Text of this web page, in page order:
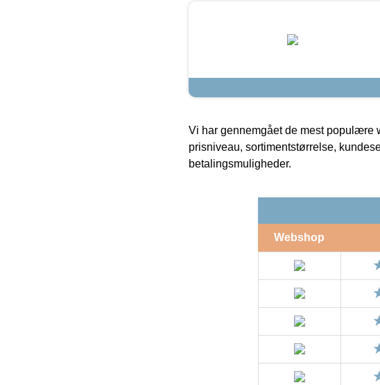
Vi har gennemgået de mest populære
prisniveau, sortimentstørrelse,
betalingsmuligheder.
Webshop